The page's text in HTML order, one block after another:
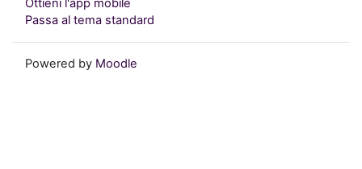
Ottieni l'app mobile
Passa al tema standard
Powered by Moodle